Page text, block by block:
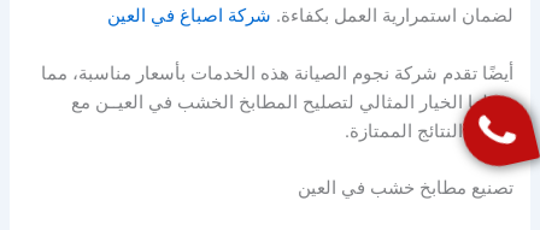
لضمان استمرارية العمل بكفاءة. شركة اصباغ في العين
أيضًا تقدم شركة نجوم الصيانة هذه الخدمات بأسعار مناسبة، مما
يجعلها الخيار المثالي لتصليح المطابخ الخشب في العيــن مع
ضمان النتائج الممتازة.
تصنيع مطابخ خشب في العين